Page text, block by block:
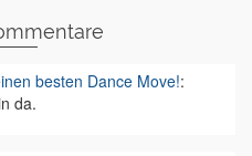
besten Dance Move!:
da.